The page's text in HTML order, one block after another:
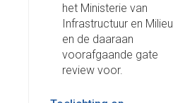
het Ministerie van
Infrastructuur en Milieu
en de daaraan
voorafgaande gate
review voor.